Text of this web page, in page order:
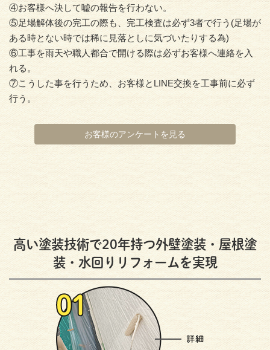
④お客様へ決して嘘の報告を行わない。
⑤足場解体後の完工の際も、完工検査は必ず3者で行う(足場が
ある時とない時では稀に見落としに気づいたりする為)
⑥工事を雨天や職人都合で開ける際は必ずお客様へ連絡を入
れる。
⑦こうした事を行うため、お客様とLINE交換を工事前に必ず
行う。
お客様のアンケートを見る
高い塗装技術で20年持つ外壁塗装・屋根塗
装・水回りリフォームを実現